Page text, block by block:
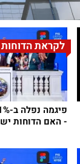
לקראת הדוחות
- האם הדוחות